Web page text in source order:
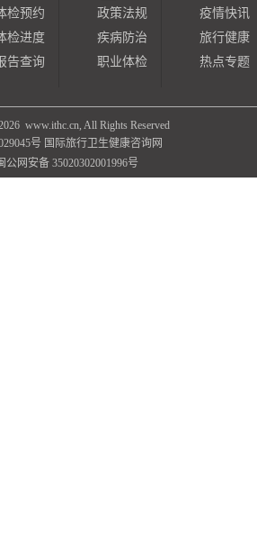
检预约
检进度
告查询
政策法规
疾病防治
职业体检
疫情快讯
旅行健康
热点专题
www.ithc.cn, All Rights Reserved
号 国际旅行卫生健康咨询网
公网安备 35020302001996号